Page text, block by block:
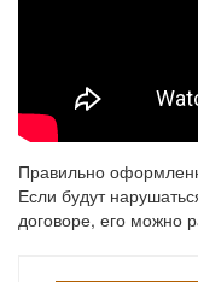
Правильно
Если будут
договоре, его можно